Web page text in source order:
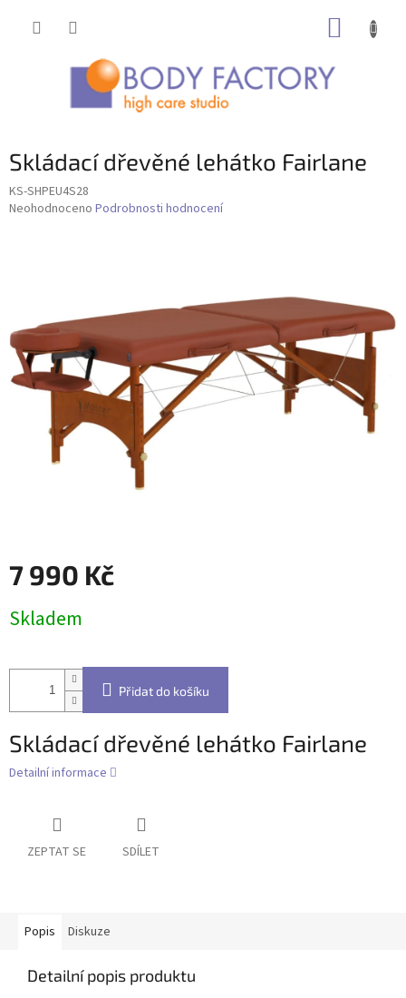
Skládací dřevěné lehátko Fairlane
KS-SHPEU4S28
Průměrné
hvězdiček.
Neohodnoceno Podrobnosti hodnocení
7 990 Kč
cena:
Skladem
Přidat do košíku
Skládací dřevěné lehátko Fairlane
Detailní informace
ZEPTAT SE SDÍLET
Popis Diskuze
Detailní popis produktu